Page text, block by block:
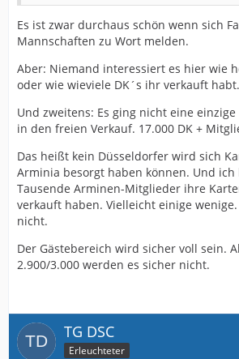
Es ist zwar durchaus schön wenn sich
Mannschaften zu Wort melden.
Aber: Niemand interessiert es hier wie
oder wie wieviele DK´s ihr verkauft habt.
Und zweitens: Es ging nicht eine
in den freien Verkauf. 17.000 DK +
Das heißt kein Düsseldorfer wird sich
Arminia besorgt haben können. Und ich
Tausende Arminen-Mitglieder ihre
verkauft haben. Vielleicht einige
nicht.
Der Gästebereich wird sicher voll sein.
2.900/3.000 werden es sicher nicht.
TG DSC
Erleuchteter